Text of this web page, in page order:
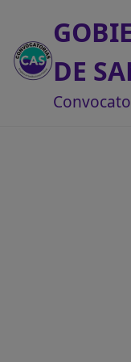
DE